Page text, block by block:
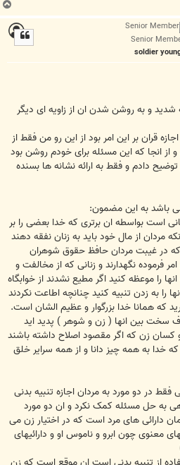
Senior
soldier
شدید و به روشن شدن ان از زاویه ای دیگر
قران بر این امر بود از این رو من فقط از
از انجا که این مسئله برای خودم روشن بود
دادم و فقط به ارائه نشانه ها بسنده
است بواسطه ان برتری که خدا بعضی را بر
مردان از مال خود باید به زنان نفقه دهند
در غیبت مردان حافظ حقوق شوهران
فرموده نگهدارند و زنانی که از مخالفت و
را موعظه کنید اگر مطیع نشدند از خوابگاه
را به زدن تنبیه کنید چنانچه اطاعت نکردند
که همانا خدا بزرگوار و عظیم الشان است.
سخت بین انها ( زن و شوهر ) پدید اید
کسان زن که اگر مقصود اصلاح داشته باشند
خدا به همه چیز دانا و از همه سرایر خلق
فقط در دو مورد به مردان اجازه تنبیه بدنی
به حل مسئله کمک نکرد و ان دو مورد
دارائی های مرد است که در اختیار زن می
معنوی چون ابرو و ناموس او و دارائیهای